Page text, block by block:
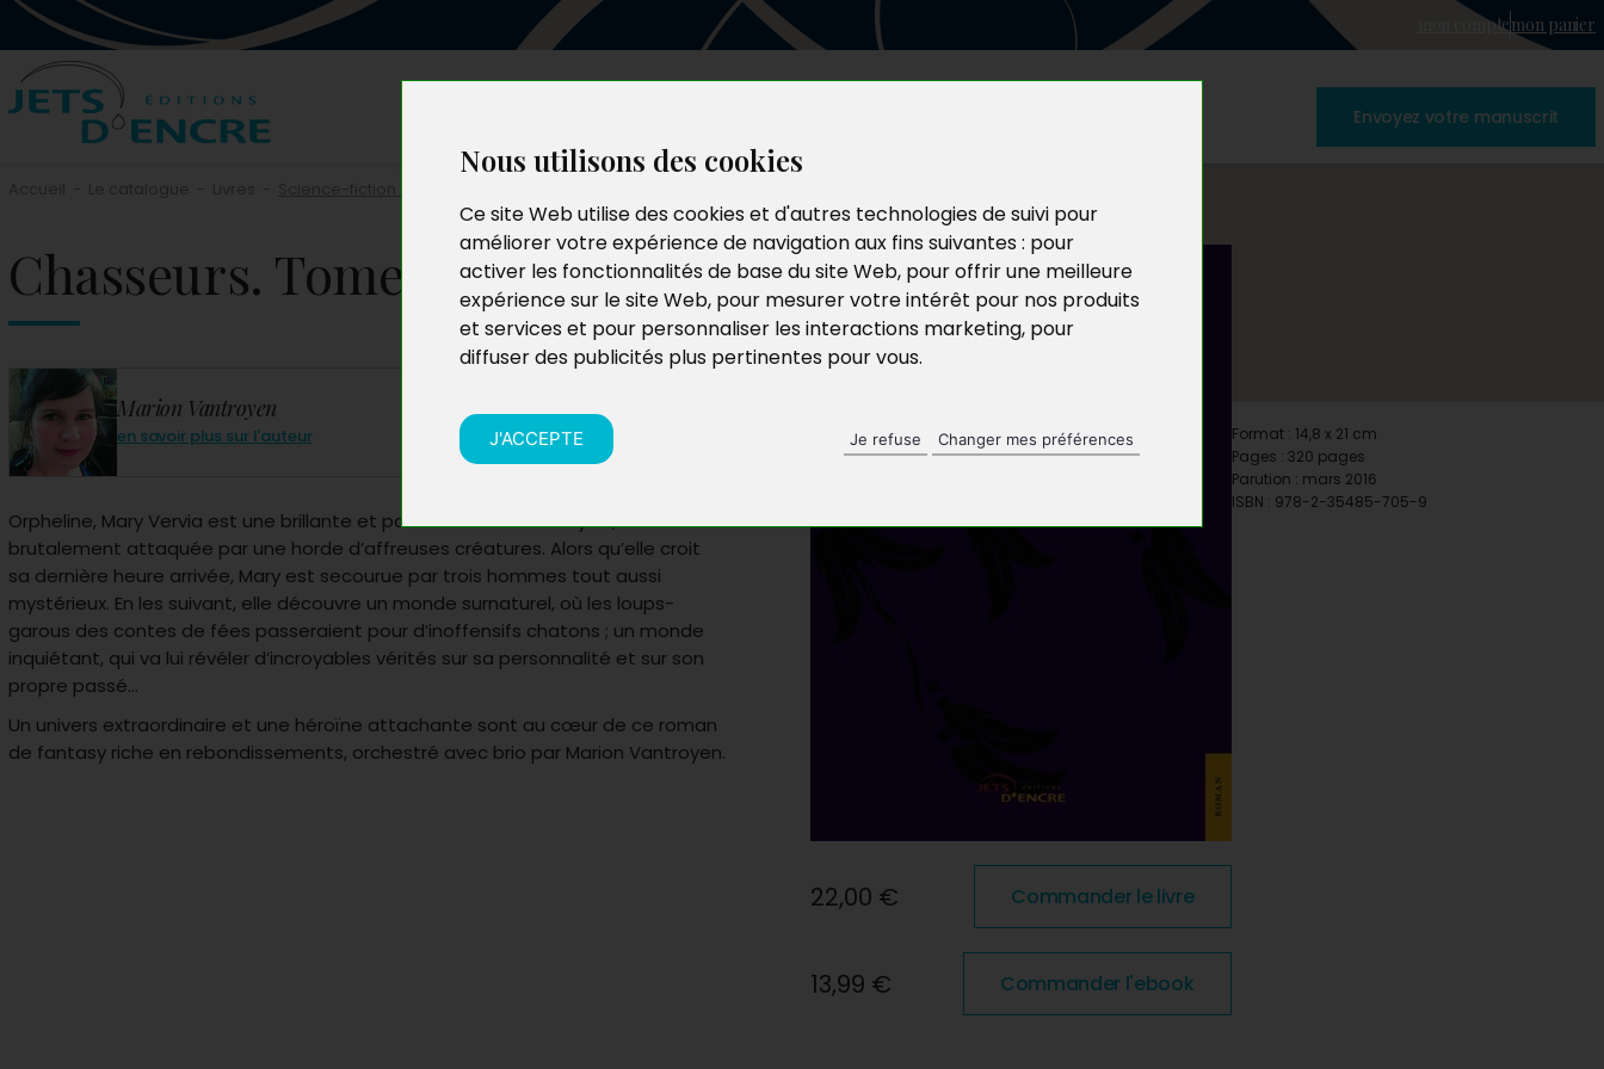
Nous utilisons des cookies
Ce site Web utilise des cookies et d'autres technologies de suivi pour
améliorer votre expérience de navigation aux fins suivantes : pour
activer les fonctionnalités de base du site Web, pour offrir une meilleure
expérience sur le site Web, pour mesurer votre intérêt pour nos produits
et services et pour personnaliser les interactions marketing, pour
diffuser des publicités plus pertinentes pour vous.
J'ACCEPTE Je refuse Changer mes préférences
mon comptemon panier
Envoyez votre manuscrit
Chasseurs. Tome 1 : L'Arène
Marion Vantroyen
en savoir plus sur l'auteur
Orpheline, Mary Vervia est une brillante et paisible étudiante. Un jour, elle est
brutalement attaquée par une horde d’affreuses créatures. Alors qu’elle croit
sa dernière heure arrivée, Mary est secourue par trois hommes tout aussi
mystérieux. En les suivant, elle découvre un monde surnaturel, où les loups-
garous des contes de fées passeraient pour d’inoffensifs chatons ; un monde
inquiétant, qui va lui révéler d’incroyables vérités sur sa personnalité et sur son
propre passé…
Un univers extraordinaire et une héroïne attachante sont au cœur de ce roman
de fantasy riche en rebondissements, orchestré avec brio par Marion Vantroyen.
22,00 € Commander le livre
13,99 € Commander l'ebook
Format : 14,8 x 21 cm
Pages : 320 pages
Parution : mars 2016
ISBN : 978-2-35485-705-9